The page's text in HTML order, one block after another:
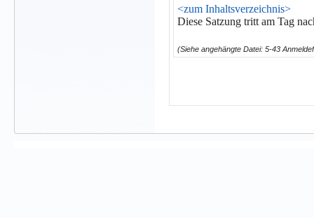
<zum Inhaltsverzeichnis>
Diese Satzung tritt am Tag
(Siehe angehängte Datei: 5-43